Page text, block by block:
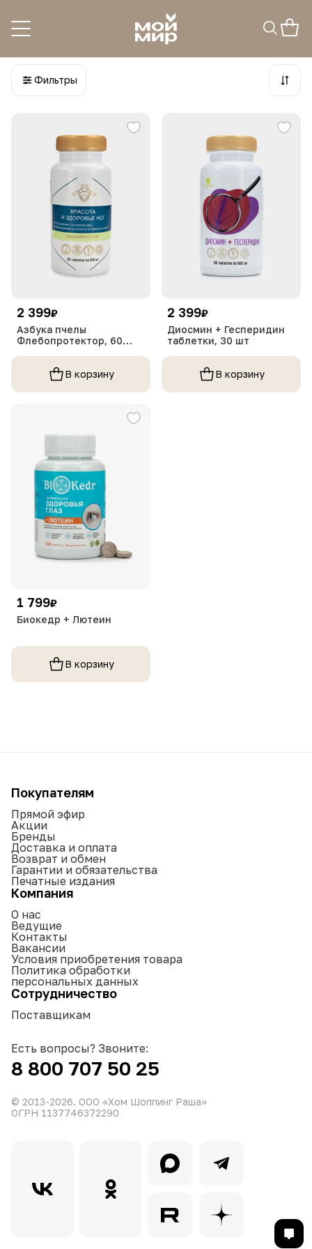
ПД для вен
Фильтры
2 399₽
Азбука пчелы
Флебопротектор, 60
В корзину
2 399₽
Диосмин + Гесперидин
таблетки, 30 шт
В корзину
1 799₽
Биокедр + Лютеин
В корзину
Покупателям
Прямой эфир
Акции
Бренды
Доставка и оплата
Возврат и обмен
Гарантии и обязательства
Печатные издания
Компания
О нас
Ведущие
Контакты
Вакансии
Условия приобретения товара
Политика обработки
персональных данных
Сотрудничество
Поставщикам
Есть вопросы? Звоните:
8 800 707 50 25
© 2013-2026. ООО «Хом Шоппинг Раша»
ОГРН 1137746372290